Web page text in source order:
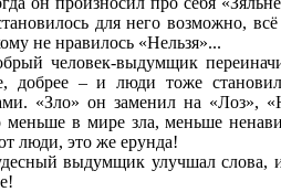
для него возможно,
не нравилось «Нельзя»...
человек-выдумщик
добрее – и люди тоже
«Зло» он заменил на «Лоз»,
меньше в мире зла, меньше
люди, это же ерунда!
выдумщик улучшал слова,